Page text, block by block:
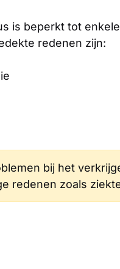
is beperkt tot
redenen zijn:
bij het
redenen zoals